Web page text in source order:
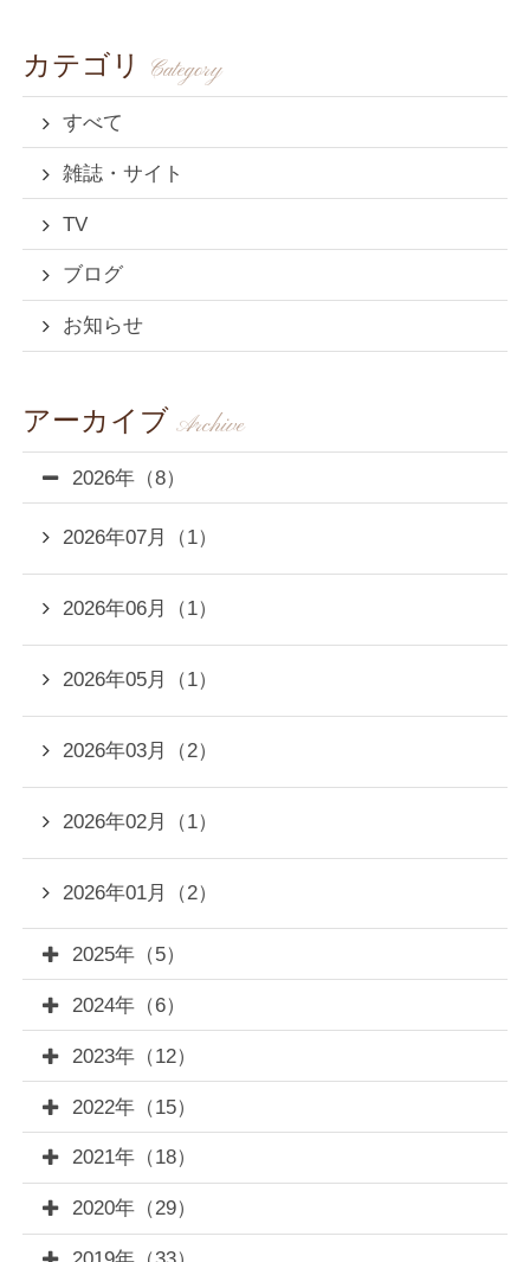
カテゴリ Category
すべて
雑誌・サイト
TV
ブログ
お知らせ
アーカイブ Archive
2026年（8）
2026年07月（1）
2026年06月（1）
2026年05月（1）
2026年03月（2）
2026年02月（1）
2026年01月（2）
2025年（5）
2024年（6）
2023年（12）
2022年（15）
2021年（18）
2020年（29）
ご宿泊プラン一覧へ